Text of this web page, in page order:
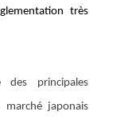
très
des principales
marché japonais